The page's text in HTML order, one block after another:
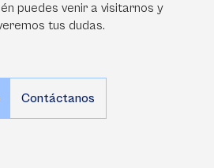
puedes venir a visitarnos y
tus dudas.
Contáctanos